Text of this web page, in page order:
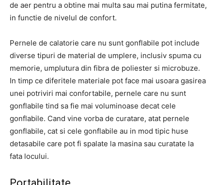
de aer pentru a obtine mai multa sau mai putina fermitate,
in functie de nivelul de confort.
Pernele de calatorie care nu sunt gonflabile pot include
diverse tipuri de material de umplere, inclusiv spuma cu
memorie, umplutura din fibra de poliester si microbuze.
In timp ce diferitele materiale pot face mai usoara gasirea
unei potriviri mai confortabile, pernele care nu sunt
gonflabile tind sa fie mai voluminoase decat cele
gonflabile. Cand vine vorba de curatare, atat pernele
gonflabile, cat si cele gonflabile au in mod tipic huse
detasabile care pot fi spalate la masina sau curatate la
fata locului.